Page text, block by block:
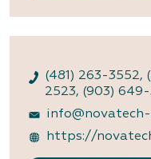
(481) 263-3552,
2523, (903)
info@novatech-
https://